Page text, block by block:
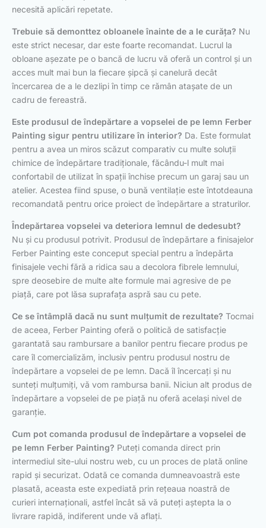
necesită aplicări repetate.
Trebuie să demonttez obloanele înainte de a le curăța? Nu
este strict necesar, dar este foarte recomandat. Lucrul la
obloane așezate pe o bancă de lucru vă oferă un control și un
acces mult mai bun la fiecare șipcă și canelură decât
încercarea de a le dezlipi în timp ce rămân atașate de un
cadru de fereastră.
Este produsul de îndepărtare a vopselei de pe lemn Ferber
Painting sigur pentru utilizare în interior? Da. Este formulat
pentru a avea un miros scăzut comparativ cu multe soluții
chimice de îndepărtare tradiționale, făcându-l mult mai
confortabil de utilizat în spații închise precum un garaj sau un
atelier. Acestea fiind spuse, o bună ventilație este întotdeauna
recomandată pentru orice proiect de îndepărtare a straturilor.
Îndepărtarea vopselei va deteriora lemnul de dedesubt?
Nu și cu produsul potrivit. Produsul de îndepărtare a finisajelor
Ferber Painting este conceput special pentru a îndepărta
finisajele vechi fără a ridica sau a decolora fibrele lemnului,
spre deosebire de multe alte formule mai agresive de pe
piață, care pot lăsa suprafața aspră sau cu pete.
Ce se întâmplă dacă nu sunt mulțumit de rezultate? Tocmai
de aceea, Ferber Painting oferă o politică de satisfacție
garantată sau rambursare a banilor pentru fiecare produs pe
care îl comercializăm, inclusiv pentru produsul nostru de
îndepărtare a vopselei de pe lemn. Dacă îl încercați și nu
sunteți mulțumiți, vă vom rambursa banii. Niciun alt produs de
îndepărtare a vopselei de pe piață nu oferă același nivel de
garanție.
Cum pot comanda produsul de îndepărtare a vopselei de
pe lemn Ferber Painting? Puteți comanda direct prin
intermediul site-ului nostru web, cu un proces de plată online
rapid și securizat. Odată ce comanda dumneavoastră este
plasată, aceasta este expediată prin rețeaua noastră de
curieri internaționali, astfel încât să vă puteți aștepta la o
livrare rapidă, indiferent unde vă aflați.